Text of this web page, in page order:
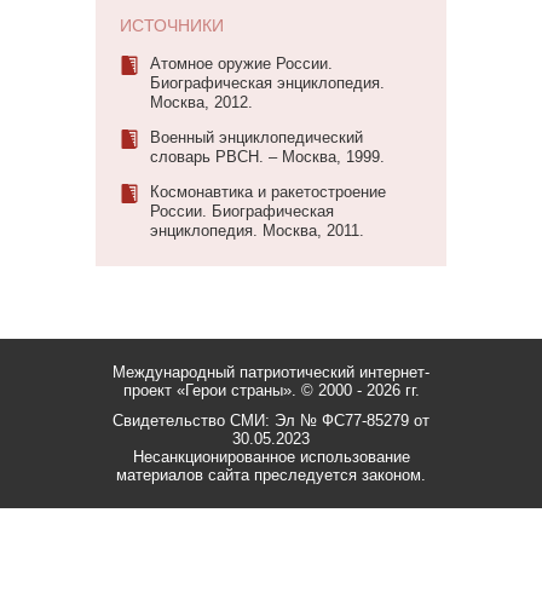
ИСТОЧНИКИ
Атомное оружие России.
Биографическая энциклопедия.
Москва, 2012.
Военный энциклопедический
словарь РВСН. ‒ Москва, 1999.
Космонавтика и ракетостроение
России. Биографическая
энциклопедия. Москва, 2011.
Международный патриотический интернет-
проект «Герои страны». © 2000 - 2026 гг.
Свидетельство СМИ: Эл № ФС77-85279 от
30.05.2023
Несанкционированное использование
материалов сайта преследуется законом.